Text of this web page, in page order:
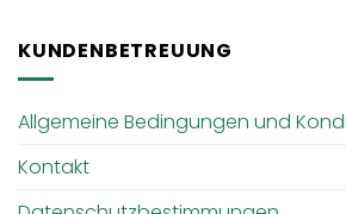
KUNDENBETREUUNG
Allgemeine Bedingungen und
Kontakt